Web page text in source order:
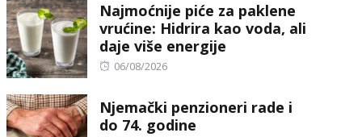
Najmoćnije piće za paklene
vrućine: Hidrira kao voda, ali
daje više energije
Posted
06/08/2026
Njemački penzioneri rade i
do 74. godine